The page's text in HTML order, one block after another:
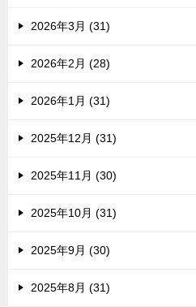
2026年3月 (31)
2026年2月 (28)
2026年1月 (31)
2025年12月 (31)
2025年11月 (30)
2025年10月 (31)
2025年9月 (30)
2025年8月 (31)